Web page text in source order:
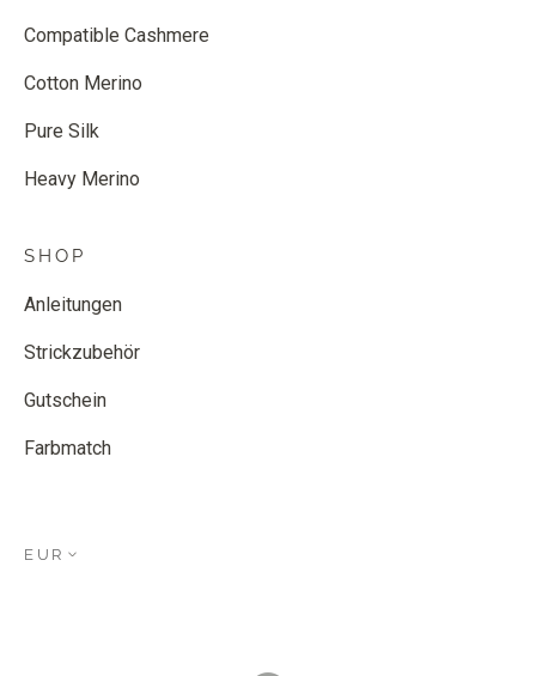
Compatible Cashmere
Cotton Merino
Pure Silk
Heavy Merino
SHOP
Anleitungen
Strickzubehör
Gutschein
Farbmatch
EUR